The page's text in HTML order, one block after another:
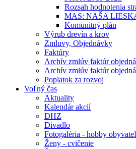
Rozsah hodnotenia
MAS: NAŠA
Komunitný plán
Výrub drevín a krov
Zmluvy, Objednávky
Faktúry
Archív zmlúv faktúr
Archív zmlúv faktúr
Poplatok za rozvoj
Voľný čas
Aktuality
Kalendár akcií
DHZ
Divadlo
Fotogaléria - hobby
Ženy - cvičenie